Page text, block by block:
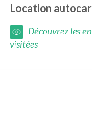
Location autocar
Découvrez les
visitées